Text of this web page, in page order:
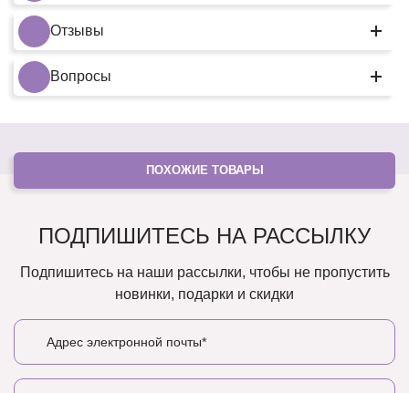
Отзывы
Вопросы
ПОХОЖИЕ ТОВАРЫ
ПОДПИШИТЕСЬ НА РАССЫЛКУ
Подпишитесь на наши рассылки, чтобы не пропустить
новинки, подарки и скидки